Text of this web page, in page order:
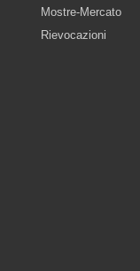
Mostre-Mercato
Rievocazioni